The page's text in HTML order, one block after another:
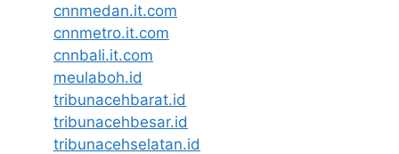
cnnmedan.it.com
cnnmetro.it.com
cnnbali.it.com
meulaboh.id
tribunacehbarat.id
tribunacehbesar.id
tribunacehselatan.id